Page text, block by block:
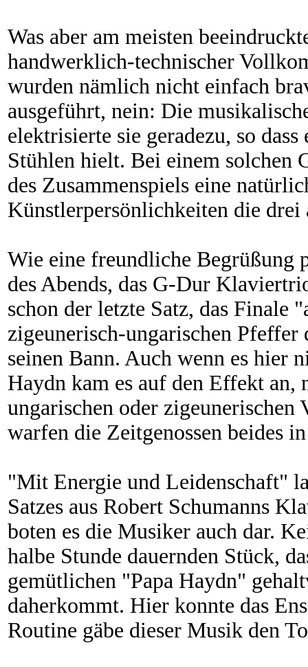
Was aber am meisten
handwerklich-technischer
wurden nämlich nicht einfach
ausgeführt, nein: Die
elektrisierte sie geradezu, so
Stühlen hielt. Bei einem solchen
des Zusammenspiels eine
Künstlerpersönlichkeiten die drei
Wie eine freundliche Begrüßung
des Abends, das G-Dur
schon der letzte Satz, das Finale
zigeunerisch-ungarischen
seinen Bann. Auch wenn es hier
Haydn kam es auf den Effekt an,
ungarischen oder
warfen die Zeitgenossen beides
"Mit Energie und Leidenschaft"
Satzes aus Robert Schumanns
boten es die Musiker auch dar.
halbe Stunde dauernden Stück,
gemütlichen "Papa Haydn"
daherkommt. Hier konnte das
Routine gäbe dieser Musik den